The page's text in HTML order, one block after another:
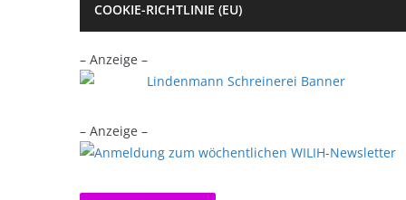
COOKIE-RICHTLINIE (EU)
– Anzeige –
– Anzeige –